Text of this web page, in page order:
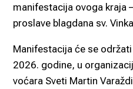
manifestacija ovoga kraja
proslave blagdana sv.
Manifestacija će se
2026. godine, u
voćara Sveti Martin